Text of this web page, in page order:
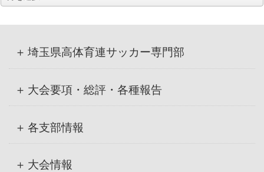
ー
埼玉県高体育連サッカー専門部
大会要項・総評・各種報告
各支部情報
大会情報